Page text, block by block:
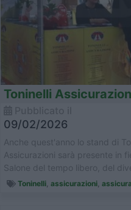
Toninelli
09/02/2026
Anche quest'anno lo stand di
Assicurazioni sarà presente in
Salone del tempo libero, del
Toninelli assicurazioni